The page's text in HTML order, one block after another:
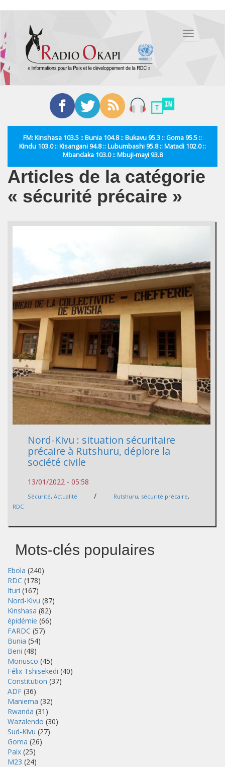
contenu
principal
Toggle
FM: Kinshasa 103.5 :: Bunia 104.8 :: Bukavu 95.3 :: Goma 95.5 ::
Kindu 103.0 :: Kisangani 94.8 :: Lubumbashi 95.8 :: Matadi 102.0 ::
Mbandaka 103.0 :: Mbuji-mayi 93.8
Articles de la catégorie
« sécurité précaire »
Nord-Kivu : situation sécuritaire
précaire à Rutshuru, déplore la
société civile
13/01/2022 - 05:58
Sécurité, Actualité / Rutshuru, sécurité précaire,
RDC
Mots-clés populaires
Ebola (240)
RDC (178)
Ituri (167)
Nord-Kivu (87)
Kinshasa (82)
épidémie (66)
FARDC (57)
Bunia (54)
Beni (48)
Monusco (45)
Félix Tshisekedi (40)
Constitution (37)
ADF (36)
Maniema (32)
Rwanda (31)
Wazalendo (30)
Sud-Kivu (27)
Goma (26)
Paix (25)
M23 (24)